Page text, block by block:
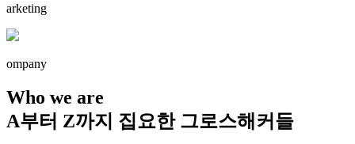
arketing
ompany
Who we are
A부터 Z까지 집요한 그로스해커들